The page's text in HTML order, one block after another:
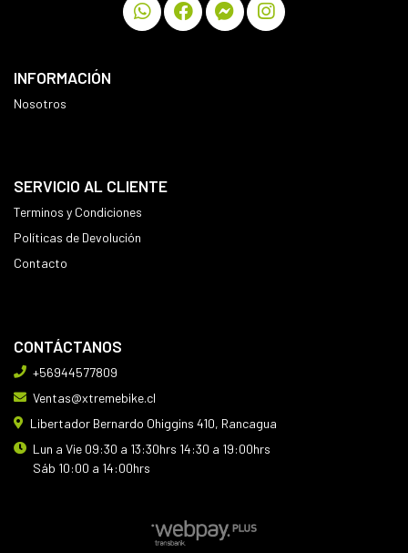
INFORMACIÓN
Nosotros
SERVICIO AL CLIENTE
Terminos y Condiciones
Políticas de Devolución
Contacto
CONTÁCTANOS
+56944577809
Ventas@xtremebike.cl
Libertador Bernardo Ohiggins 410, Rancagua
Lun a Vie 09:30 a 13:30hrs 14:30 a 19:00hrs
Sáb 10:00 a 14:00hrs